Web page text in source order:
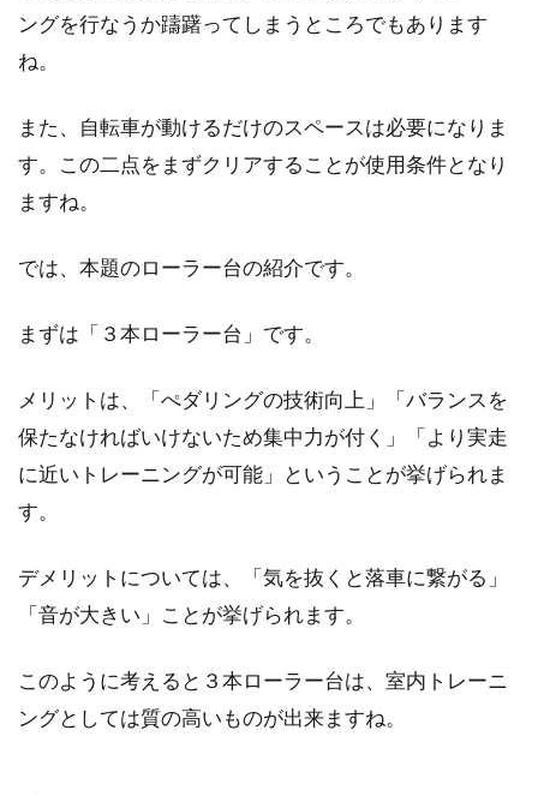
ングを行なうか躊躇ってしまうところでもあります
ね。
また、自転車が動けるだけのスペースは必要になりま
す。この二点をまずクリアすることが使用条件となり
ますね。
では、本題のローラー台の紹介です。
まずは「３本ローラー台」です。
メリットは、「ぺダリングの技術向上」「バランスを
保たなければいけないため集中力が付く」「より実走
に近いトレーニングが可能」ということが挙げられま
す。
デメリットについては、「気を抜くと落車に繋がる」
「音が大きい」ことが挙げられます。
このように考えると３本ローラー台は、室内トレーニ
ングとしては質の高いものが出来ますね。